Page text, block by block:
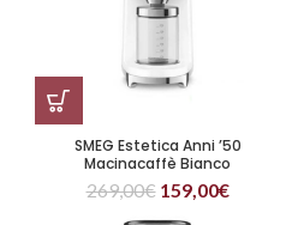
SMEG Estetica Anni ’50
Macinacaffè Bianco
269,00€ 159,00€